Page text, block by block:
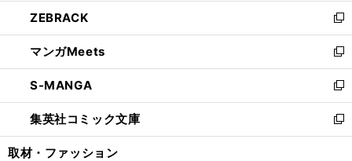
く
で
開
く
ド
ウ
で
開
く
ウ
ィ
ン
ド
ウ
で
開
く
し
い
ウ
ィ
ン
ド
ウ
で
開
ZEBRACK
新
し
い
ウ
ィ
ン
ド
ウ
マンガMeets
新
し
い
ウ
ィ
ン
S-MANGA
新
し
い
ウ
集英社コミック文庫
新
し
取材・ファッション